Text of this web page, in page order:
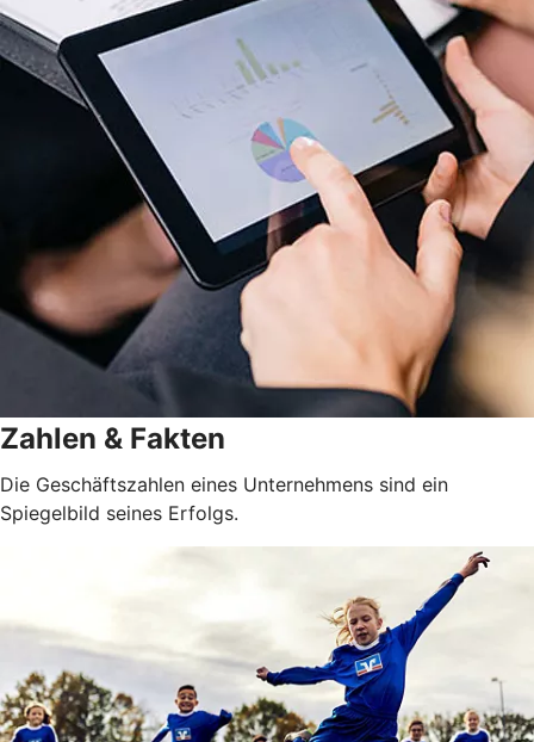
Zahlen & Fakten
Die Geschäftszahlen eines Unternehmens sind ein
Spiegelbild seines Erfolgs.